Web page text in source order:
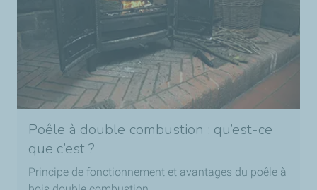
Poêle à double combustion : qu’est-ce
que c’est ?
Principe de fonctionnement et avantages du poêle à